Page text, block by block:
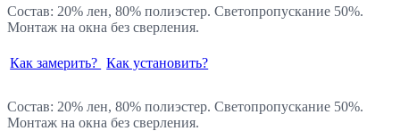
Состав: 20% лен, 80% полиэстер. Светопропускание 50%.
Монтаж на окна без сверления.
Как замерить? Как установить?
Состав: 20% лен, 80% полиэстер. Светопропускание 50%.
Монтаж на окна без сверления.